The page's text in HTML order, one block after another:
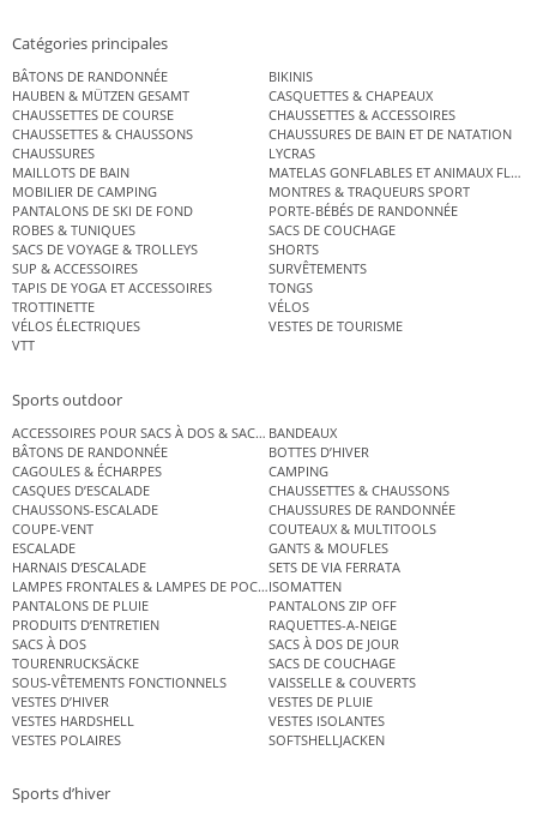
Catégories principales
BÂTONS DE RANDONNÉE
BIKINIS
HAUBEN & MÜTZEN GESAMT
CASQUETTES & CHAPEAUX
CHAUSSETTES DE COURSE
CHAUSSETTES & ACCESSOIRES
CHAUSSETTES & CHAUSSONS
CHAUSSURES DE BAIN ET DE NATATION
CHAUSSURES
LYCRAS
MAILLOTS DE BAIN
MATELAS GONFLABLES ET ANIMAUX
MOBILIER DE CAMPING
MONTRES & TRAQUEURS SPORT
PANTALONS DE SKI DE FOND
PORTE-BÉBÉS DE RANDONNÉE
ROBES & TUNIQUES
SACS DE COUCHAGE
SACS DE VOYAGE & TROLLEYS
SHORTS
SUP & ACCESSOIRES
SURVÊTEMENTS
TAPIS DE YOGA ET ACCESSOIRES
TONGS
TROTTINETTE
VÉLOS
VÉLOS ÉLECTRIQUES
VESTES DE TOURISME
VTT
Sports outdoor
ACCESSOIRES POUR SACS À DOS & SACS ÉTANCHES
BANDEAUX
BÂTONS DE RANDONNÉE
BOTTES D’HIVER
CAGOULES & ÉCHARPES
CAMPING
CASQUES D’ESCALADE
CHAUSSETTES & CHAUSSONS
CHAUSSONS-ESCALADE
CHAUSSURES DE RANDONNÉE
COUPE-VENT
COUTEAUX & MULTITOOLS
ESCALADE
GANTS & MOUFLES
HARNAIS D’ESCALADE
SETS DE VIA FERRATA
LAMPES FRONTALES & LAMPES DE POCHEISOMATTEN
PANTALONS DE PLUIE
PANTALONS ZIP OFF
PRODUITS D’ENTRETIEN
RAQUETTES-A-NEIGE
SACS À DOS
SACS À DOS DE JOUR
TOURENRUCKSÄCKE
SACS DE COUCHAGE
SOUS-VÊTEMENTS FONCTIONNELS
VAISSELLE & COUVERTS
VESTES D’HIVER
VESTES DE PLUIE
VESTES HARDSHELL
VESTES ISOLANTES
VESTES POLAIRES
SOFTSHELLJACKEN
Sports d’hiver